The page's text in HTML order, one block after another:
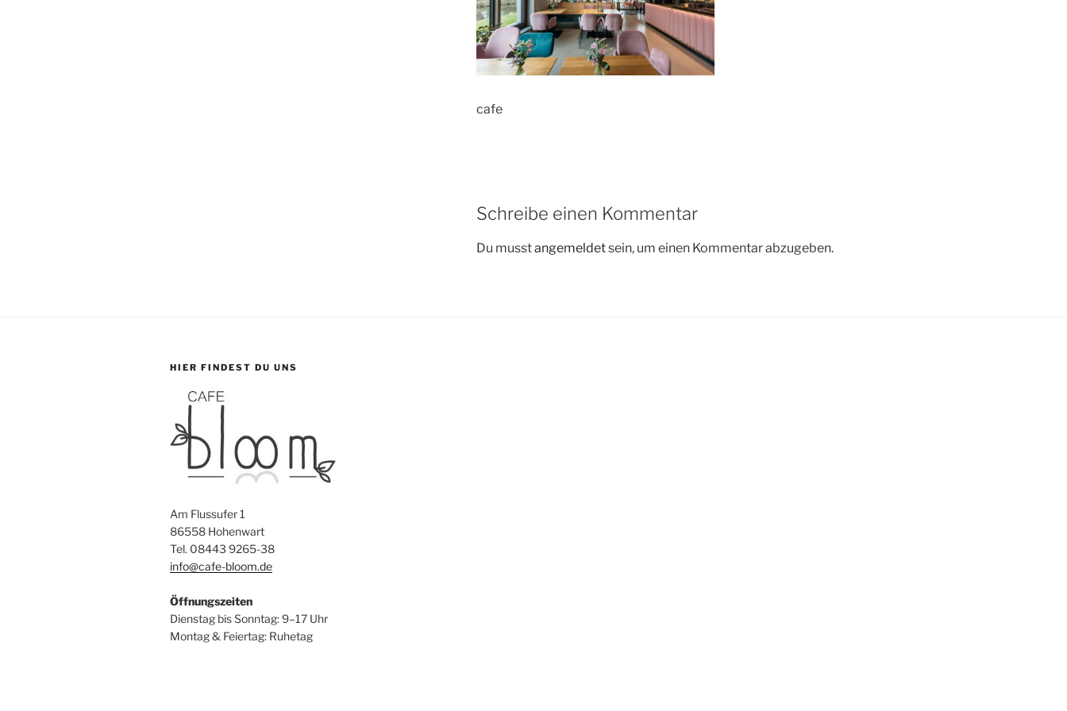
cafe
Schreibe einen Kommentar
Du musstangemeldetsein, um einen Kommentar abzugeben.
HIER FINDEST DU UNS
Am Flussufer 1
86558 Hohenwart
Tel. 08443 9265-38
info@cafe-bloom.de
Öffnungszeiten
Dienstag bis Sonntag: 9–17 Uhr
Montag & Feiertag: Ruhetag